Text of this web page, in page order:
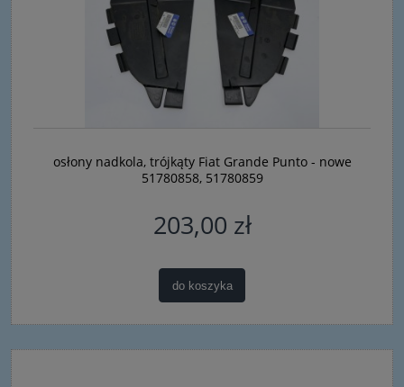
osłony nadkola, trójkąty Fiat Grande Punto - nowe
51780858, 51780859
203,00 zł
do koszyka